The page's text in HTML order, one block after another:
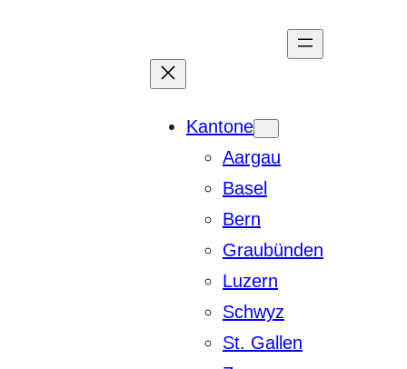
Kantone
Aargau
Basel
Bern
Graubünden
Luzern
Schwyz
St. Gallen